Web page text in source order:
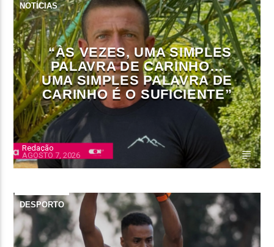
NOTÍCIAS
“ÀS VEZES, UMA SIMPLES
PALAVRA DE CARINHO…
UMA SIMPLES PALAVRA DE
CARINHO É O SUFICIENTE”
Redação
AGOSTO 7, 2026
DESPORTO